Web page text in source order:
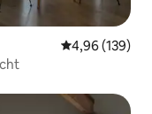
Gemiddelde
4,96 (139)